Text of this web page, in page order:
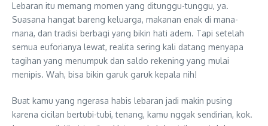
Lebaran itu memang momen yang ditunggu-tunggu, ya.
Suasana hangat bareng keluarga, makanan enak di mana-
mana, dan tradisi berbagi yang bikin hati adem. Tapi setelah
semua euforianya lewat, realita sering kali datang menyapa
tagihan yang menumpuk dan saldo rekening yang mulai
menipis. Wah, bisa bikin garuk garuk kepala nih!
Buat kamu yang ngerasa habis lebaran jadi makin pusing
karena cicilan bertubi-tubi, tenang, kamu nggak sendirian, kok.